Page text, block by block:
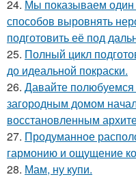
24. Мы показываем
способов выровнять
подготовить её под
25. Полный цикл
до идеальной покраски.
26. Давайте
загородным домом
восстановленным
27. Продуманное
гармонию и ощущение
28. Мам, ну купи.